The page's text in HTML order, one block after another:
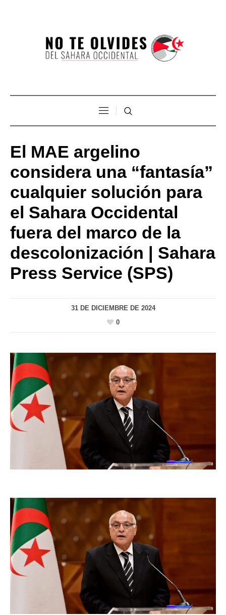
El MAE argelino
considera una “fantasía”
cualquier solución para
el Sahara Occidental
fuera del marco de la
descolonización | Sahara
Press Service (SPS)
31 DE DICIEMBRE DE 2024
0